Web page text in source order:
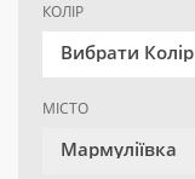
КОЛІР
Вибрати Колір
МІСТО
Мармуліївка